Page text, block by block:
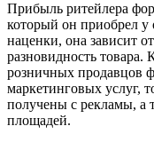
Прибыль ритейлера
который он приобрел у
наценки, она зависит
разновидность товара.
розничных продавцов
маркетинговых услуг,
получены с рекламы, а
площадей.